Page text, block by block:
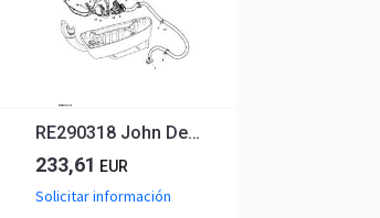
RE290318 John Deere 8345R - Wiązka przewodów kabiny
233,61 EUR
Solicitar información